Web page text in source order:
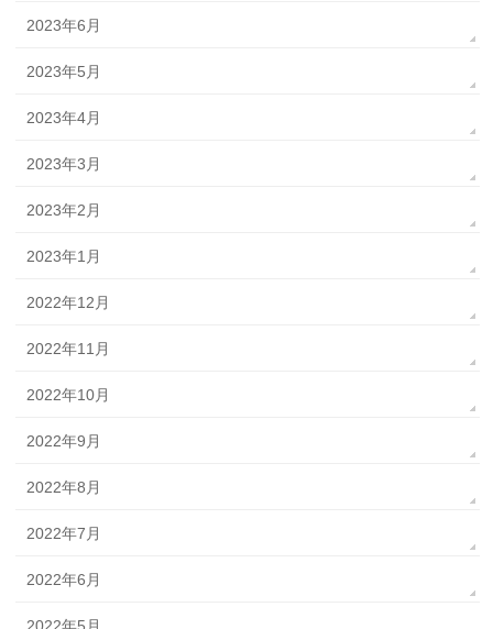
2023年6月
2023年5月
2023年4月
2023年3月
2023年2月
2023年1月
2022年12月
2022年11月
2022年10月
2022年9月
2022年8月
2022年7月
2022年6月